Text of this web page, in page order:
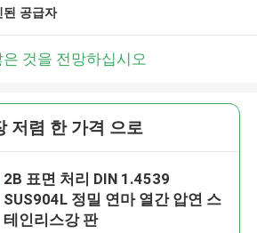
된 공급자
은 것을 전망하십시오
저렴 한 가격 으로
2B 표면 처리 DIN 1.4539
SUS904L 정밀 연마 열간 압연 스
테인리스강 판